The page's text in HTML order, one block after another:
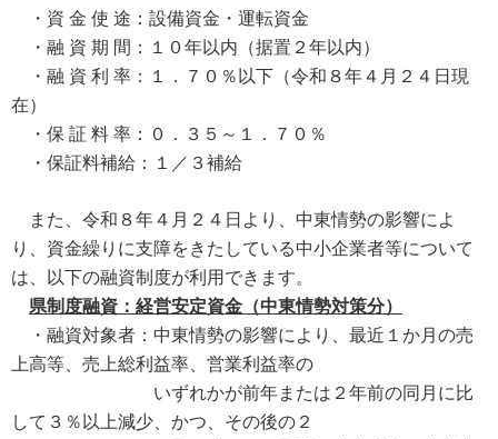
・資 金 使 途：設備資金・運転資金
・融 資 期 間：１０年以内（据置２年以内）
・融 資 利 率：１．７０％以下（令和８年４月２４日現
在）
・保 証 料 率：０．３５～１．７０％
・保証料補給：１／３補給
また、令和８年４月２４日より、中東情勢の影響によ
り、資金繰りに支障をきたしている中小企業者等について
は、以下の融資制度が利用できます。
県制度融資：経営安定資金（中東情勢対策分）
・融資対象者：中東情勢の影響により、最近１か月の売
上高等、売上総利益率、営業利益率の
いずれかが前年または２年前の同月に比
して３％以上減少、かつ、その後の２